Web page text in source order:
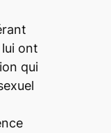
ont
qui